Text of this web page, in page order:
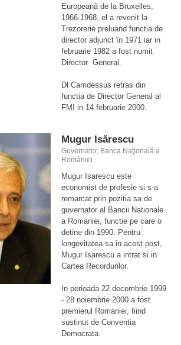
Europeană de la Bruxelles,
1966-1968, el a revenit la
Trezorerie preluand functia de
director adjunct în 1971 iar in
februarie 1982 a fost numit
Director General.
Dl Camdessus retras din
functia de Director General al
FMI in 14 februarie 2000.
Mugur Isărescu
Guvernator, Banca Naţională a
României
Mugur Isarescu este
economist de profesie si s-a
remarcat prin pozitia sa de
guvernator al Bancii Nationale
a Romaniei, functie pe care o
detine din 1990. Pentru
longevitatea sa in acest post,
Mugur Isarescu a intrat si in
Cartea Recordurilor.
In perioada 22 decembrie 1999
- 28 noiembrie 2000 a fost
premierul Romaniei, fiind
sustinut de Conventia
Democrata.